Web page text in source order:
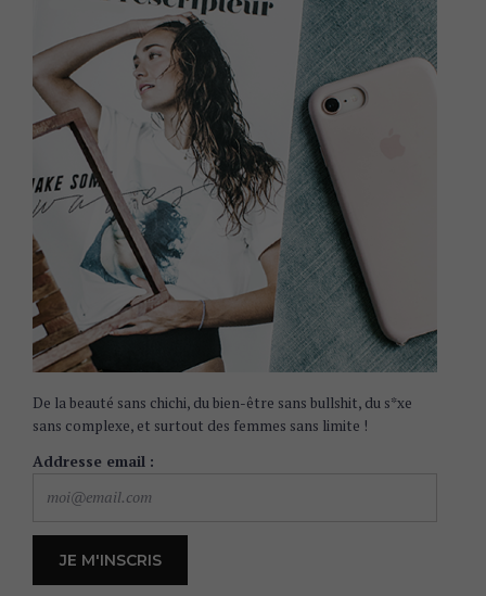
De la beauté sans chichi, du bien-être sans bullshit, du s*xe
sans complexe, et surtout des femmes sans limite !
Addresse email :